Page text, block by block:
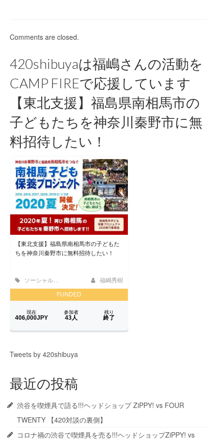
Comments are closed.
420shibuyaは福嶋さんの活動を
CAMP FIREで応援しています
【東北支援】福島県南相馬市の
子どもたちを神奈川秦野市に無
料招待したい！
Tweets by 420shibuya
最近の投稿
渋谷を喫煙具で語る!!!ヘッドショップ ZiPPY! vs FOUR
TWENTY 【420対談の裏側】
コロナ禍の渋谷で喫煙具を売る!!!ヘッドショップZiPPY! vs